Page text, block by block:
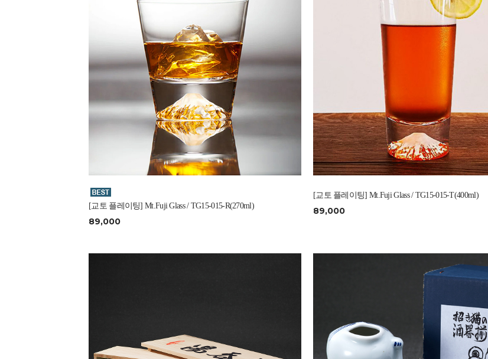
[교토 플레이팅] Mt.Fuji Glass / TG15-015-R(270ml)
89,000
[교토 플레이팅] Mt.Fuji Glass / TG15-015-T(400ml)
89,000